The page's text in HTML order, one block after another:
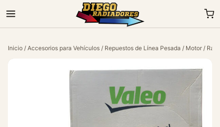
Inicio / Accesorios para Vehículos / Repuestos de Línea Pesada / Motor /